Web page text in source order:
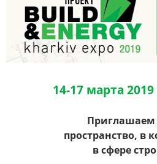
14-17 марта
Приглашаем
пространство, в
в сфере